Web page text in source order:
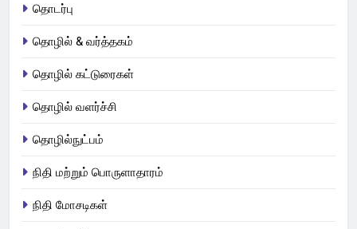
தொடர்பு
தொழில் & வர்த்தகம்
தொழில் கட்டுரைகள்
தொழில் வளர்ச்சி
தொழில்நுட்பம்
நிதி மற்றும் பொருளாதாரம்
நிதி மோசடிகள்